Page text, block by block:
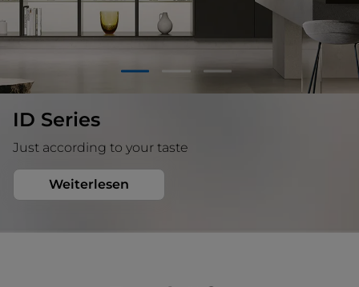
ID Series
Just according to your taste
Weiterlesen
1 2 3